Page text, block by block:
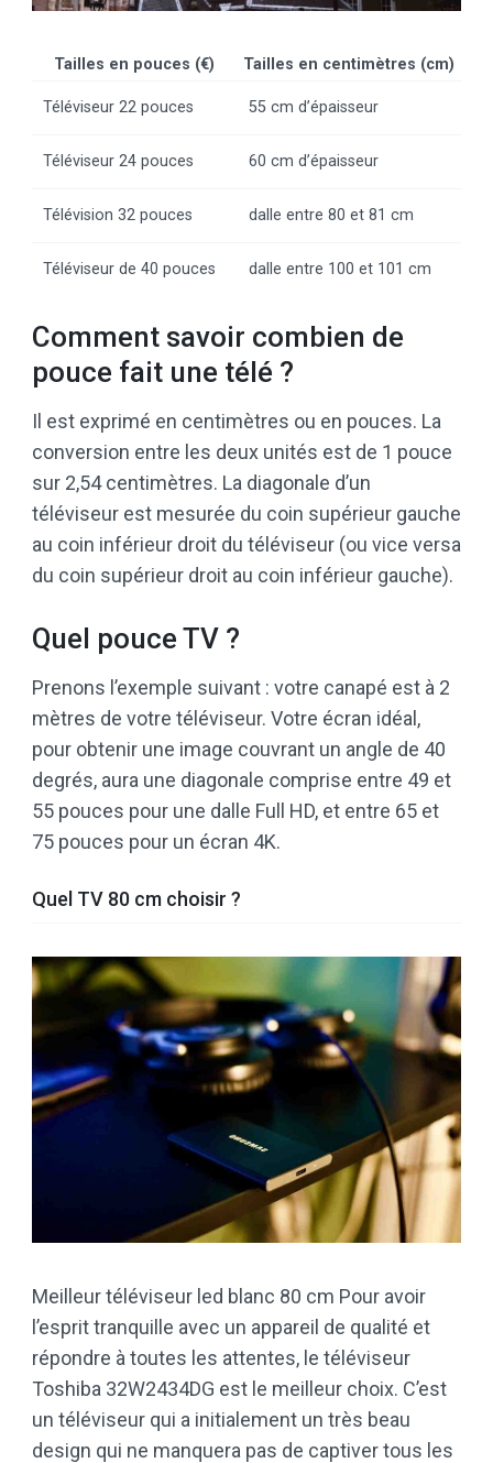
Tailles en pouces (€) Tailles en centimètres (cm)
Téléviseur 22 pouces 55 cm d’épaisseur
Téléviseur 24 pouces 60 cm d’épaisseur
Télévision 32 pouces dalle entre 80 et 81 cm
Téléviseur de 40 pouces dalle entre 100 et 101 cm
Comment savoir combien de
pouce fait une télé ?
Il est exprimé en centimètres ou en pouces. La
conversion entre les deux unités est de 1 pouce
sur 2,54 centimètres. La diagonale d’un
téléviseur est mesurée du coin supérieur gauche
au coin inférieur droit du téléviseur (ou vice versa
du coin supérieur droit au coin inférieur gauche).
Quel pouce TV ?
Prenons l’exemple suivant : votre canapé est à 2
mètres de votre téléviseur. Votre écran idéal,
pour obtenir une image couvrant un angle de 40
degrés, aura une diagonale comprise entre 49 et
55 pouces pour une dalle Full HD, et entre 65 et
75 pouces pour un écran 4K.
Quel TV 80 cm choisir ?
Meilleur téléviseur led blanc 80 cm Pour avoir
l’esprit tranquille avec un appareil de qualité et
répondre à toutes les attentes, le téléviseur
Toshiba 32W2434DG est le meilleur choix. C’est
un téléviseur qui a initialement un très beau
design qui ne manquera pas de captiver tous les